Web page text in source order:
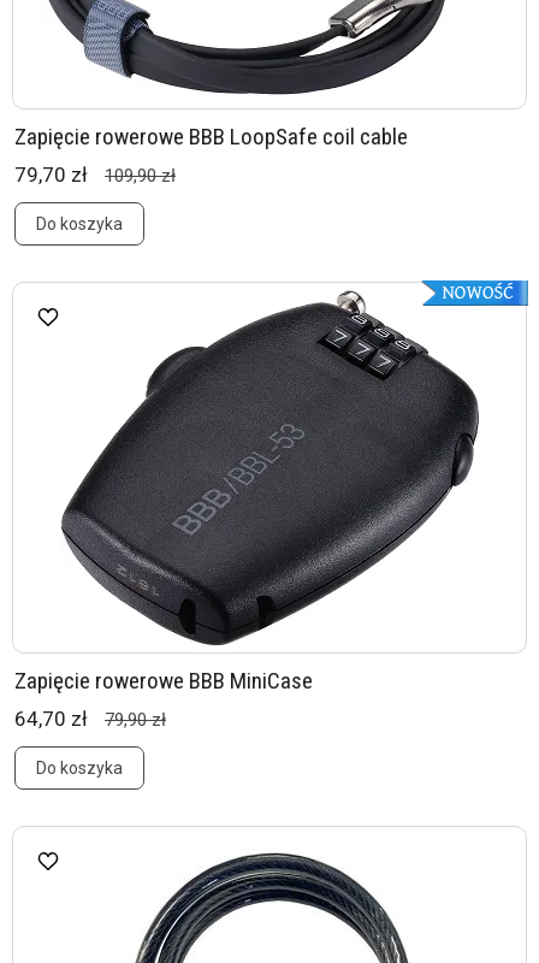
Zapięcie rowerowe BBB LoopSafe coil cable
79,70 zł 109,90 zł
Do koszyka
Zapięcie rowerowe BBB MiniCase
64,70 zł 79,90 zł
Do koszyka